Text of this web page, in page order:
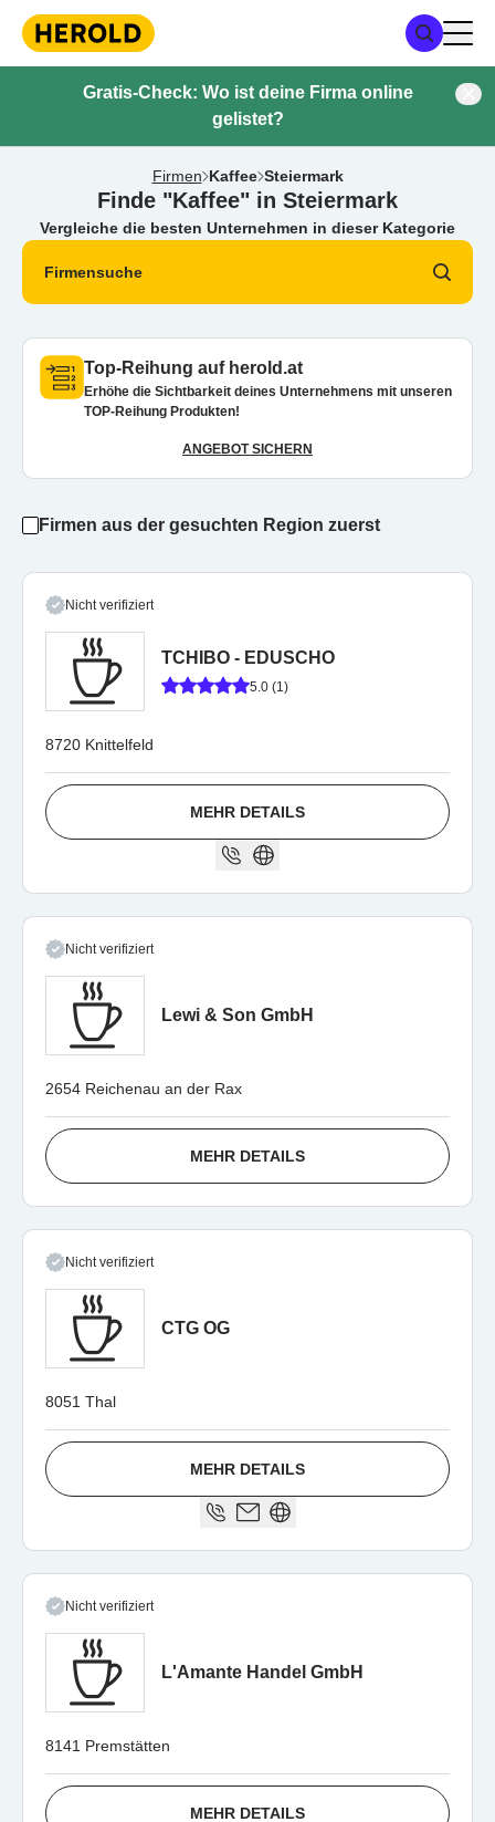
Gratis-Check: Wo ist deine Firma online
gelistet?
Firmen Kaffee Steiermark
Finde "Kaffee" in Steiermark
Vergleiche die besten Unternehmen in dieser Kategorie
Firmensuche
Top-Reihung auf herold.at
Erhöhe die Sichtbarkeit deines Unternehmens mit unseren
TOP-Reihung Produkten!
ANGEBOT SICHERN
Firmen aus der gesuchten Region zuerst
Nicht verifiziert
TCHIBO - EDUSCHO
5.0 (1)
8720 Knittelfeld
MEHR DETAILS
Nicht verifiziert
Lewi & Son GmbH
2654 Reichenau an der Rax
MEHR DETAILS
Nicht verifiziert
CTG OG
8051 Thal
MEHR DETAILS
Nicht verifiziert
L'Amante Handel GmbH
8141 Premstätten
MEHR DETAILS